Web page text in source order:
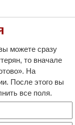
можете сразу
то вначале
На
После этого вы
все поля.